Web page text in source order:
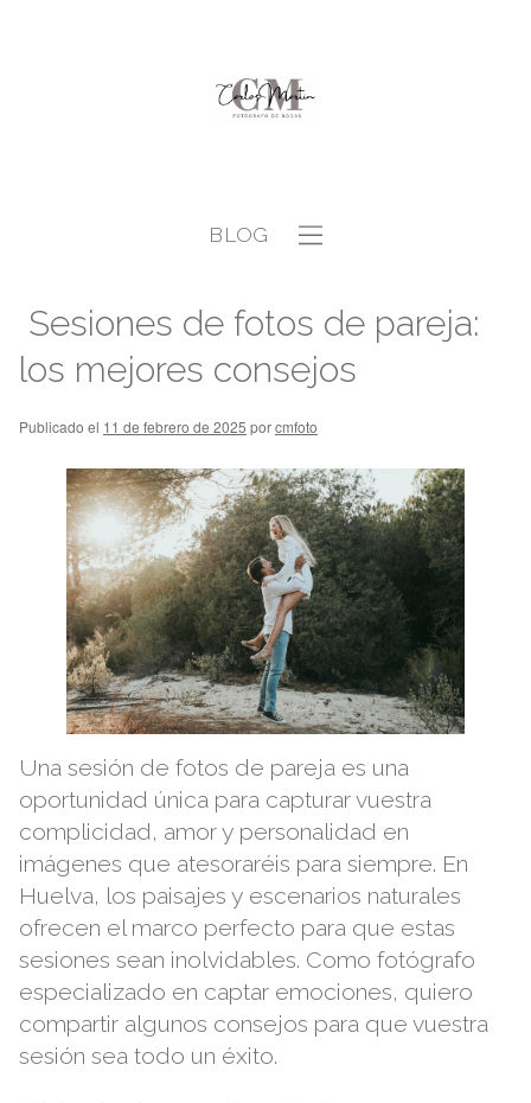
BLOG
Sesiones de fotos de pareja:
los mejores consejos
Publicado el 11 de febrero de 2025 porcmfoto
Una sesión de fotos de pareja es una
oportunidad única para capturar vuestra
complicidad, amor y personalidad en
imágenes que atesoraréis para siempre. En
Huelva, los paisajes y escenarios naturales
ofrecen el marco perfecto para que estas
sesiones sean inolvidables. Como fotógrafo
especializado en captar emociones, quiero
compartir algunos consejos para que vuestra
sesión sea todo un éxito.